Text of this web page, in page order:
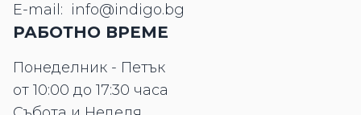
E-mail: info@indigo.bg
РАБОТНО ВРЕМЕ
Понеделник - Петък
от 10:00 до 17:30 часа